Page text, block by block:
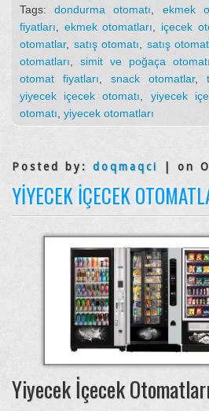
Tags:dondurma otomatı, ekmek
fiyatları, ekmek otomatları, içecek
otomatlar, satış otomatı, satış
otomatları, simit ve poğaça otomatı
otomat fiyatları, snack otomatlar,
yiyecek içecek otomatı, yiyecek
otomatı, yiyecek otomatları
Posted by: doqmaqci | on
YIYECEK İÇECEK
Yiyecek İçecek